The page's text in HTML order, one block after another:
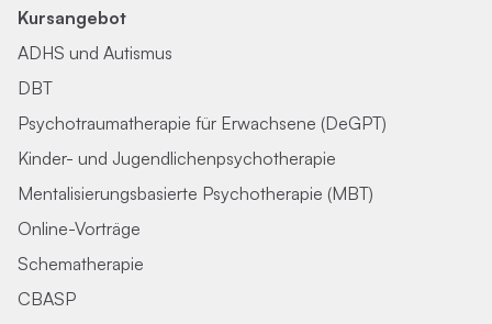
Kursangebot
ADHS und Autismus
DBT
Psychotraumatherapie für Erwachsene (DeGPT)
Kinder- und Jugendlichenpsychotherapie
Mentalisierungsbasierte Psychotherapie (MBT)
Online-Vorträge
Schematherapie
CBASP